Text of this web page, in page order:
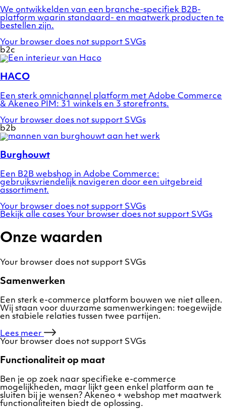
Zinkunie
We ontwikkelden van een branche-specifiek B2B-
platform waarin standaard- en maatwerk producten te
bestellen zijn.
Your browser does not support SVGs
b2c
Show
preview
of
HACO
HACO
Een sterk omnichannel platform met Adobe Commerce
& Akeneo PIM: 31 winkels en 3 storefronts.
Your browser does not support SVGs
b2b
Show
preview
of
Burghouwt
Burghouwt
Een B2B webshop in Adobe Commerce:
gebruiksvriendelijk navigeren door een uitgebreid
assortiment.
Your browser does not support SVGs
Bekijk alle cases Your browser does not support SVGs
Onze waarden
Your browser does not support SVGs
Samenwerken
Een sterk e-commerce platform bouwen we niet alleen.
Wij staan voor duurzame samenwerkingen: toegewijde
en stabiele relaties tussen twee partijen.
Lees meer
Your browser does not support SVGs
Functionaliteit op maat
Ben je op zoek naar specifieke e-commerce
mogelijkheden, maar lijkt geen enkel platform aan te
sluiten bij je wensen? Akeneo + webshop met maatwerk
functionaliteiten biedt de oplossing.